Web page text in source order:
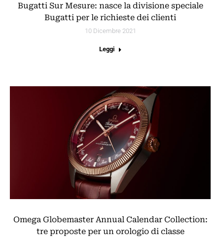
Bugatti Sur Mesure: nasce la divisione speciale
Bugatti per le richieste dei clienti
10 Dicembre 2021
Leggi
Omega Globemaster Annual Calendar Collection:
tre proposte per un orologio di classe